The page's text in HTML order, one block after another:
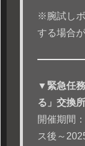
※腕試し
する場合
▼緊急任
る 」交換
開催期間
ス後～